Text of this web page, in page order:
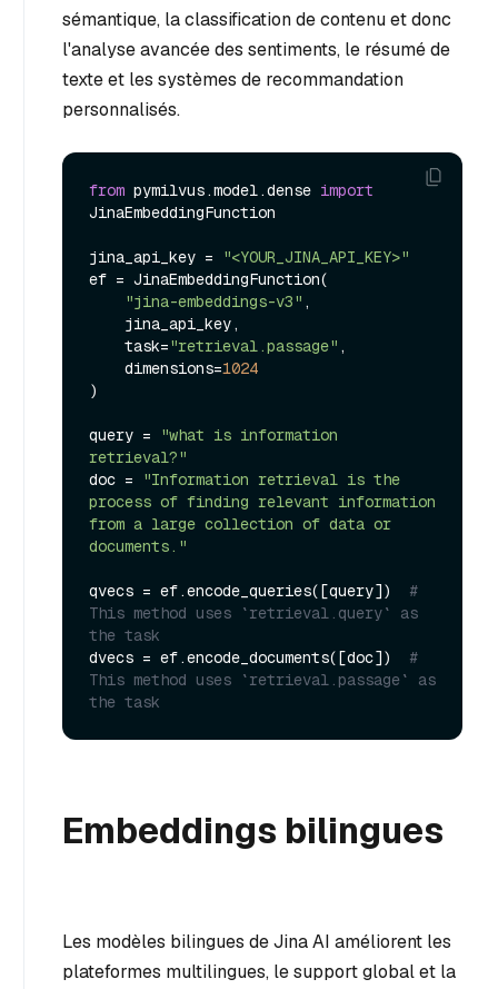
sémantique, la classification de contenu et donc
l'analyse avancée des sentiments, le résumé de
texte et les systèmes de recommandation
personnalisés.
from pymilvus.model.dense import
JinaEmbeddingFunction
jina_api_key =
"<YOUR_JINA_API_KEY>"
ef = JinaEmbeddingFunction(
"jina-embeddings-v3" ,
    task=
"retrieval.passage" ,
    dimensions=
1024
)
query =
"what is information
retrieval?"
doc =
"Information retrieval is the
process of finding relevant information
from a large collection of data or
documents."
qvecs = ef.encode_queries([query]) #
This method uses `retrieval.query` as
the task
dvecs = ef.encode_documents([doc]) #
This method uses `retrieval.passage` as
the task
Embeddings bilingues
Les modèles bilingues de Jina AI améliorent les
plateformes multilingues, le support global et la